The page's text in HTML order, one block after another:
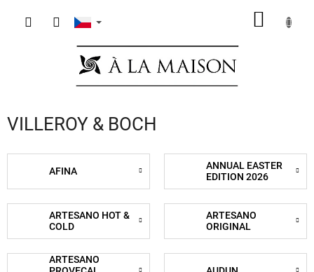
VILLEROY & BOCH
AFINA
ANNUAL EASTER
EDITION 2026
ARTESANO HOT &
COLD
ARTESANO
ORIGINAL
ARTESANO